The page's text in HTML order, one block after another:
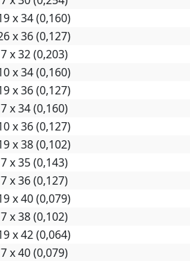
х 34 (0,160)
х 36 (0,127)
7 х 32 (0,203)
х 34 (0,160)
х 36 (0,127)
7 х 34 (0,160)
х 36 (0,127)
х 38 (0,102)
7 х 35 (0,143)
7 х 36 (0,127)
х 40 (0,079)
7 х 38 (0,102)
х 42 (0,064)
7 х 40 (0,079)